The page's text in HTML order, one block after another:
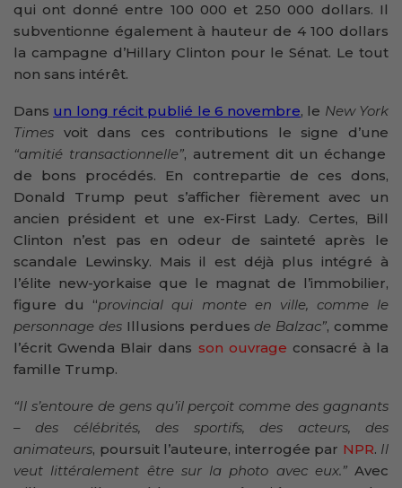
qui ont donné entre 100 000 et 250 000 dollars. Il
subventionne également à hauteur de 4 100 dollars
la campagne d’Hillary Clinton pour le Sénat. Le tout
non sans intérêt.
Dans un long récit publié le 6 novembre, le New York
Times voit dans ces contributions le signe d’une
“amitié transactionnelle”, autrement dit un échange
de bons procédés. En contrepartie de ces dons,
Donald Trump peut s’afficher fièrement avec un
ancien président et une ex-First Lady. Certes, Bill
Clinton n’est pas en odeur de sainteté après le
scandale Lewinsky. Mais il est déjà plus intégré à
l’élite new-yorkaise que le magnat de l’immobilier,
figure du “provincial qui monte en ville, comme le
personnage des Illusions perdues de Balzac”, comme
l’écrit Gwenda Blair dans son ouvrage consacré à la
famille Trump.
“Il s’entoure de gens qu’il perçoit comme des gagnants
– des célébrités, des sportifs, des acteurs, des
animateurs, poursuit l’auteure, interrogée par NPR. Il
veut littéralement être sur la photo avec eux.” Avec